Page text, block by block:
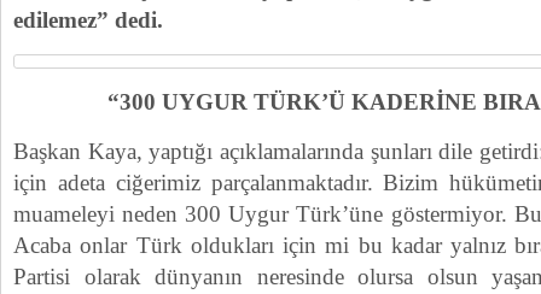
edilemez” dedi.
“300 UYGUR TÜRK’Ü KADERİNE
Başkan Kaya, yaptığı açıklamalarında şunları dile
için adeta ciğerimiz parçalanmaktadır. Bizim
muameleyi neden 300 Uygur Türk’üne göstermiyor.
Acaba onlar Türk oldukları için mi bu kadar yalnız
Partisi olarak dünyanın neresinde olursa olsun